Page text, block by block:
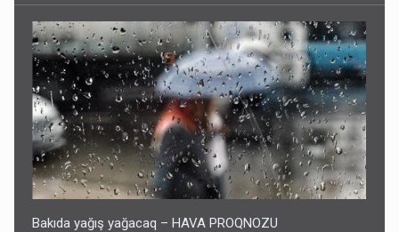
Bakıda yağış yağacaq – HAVA PROQNOZU